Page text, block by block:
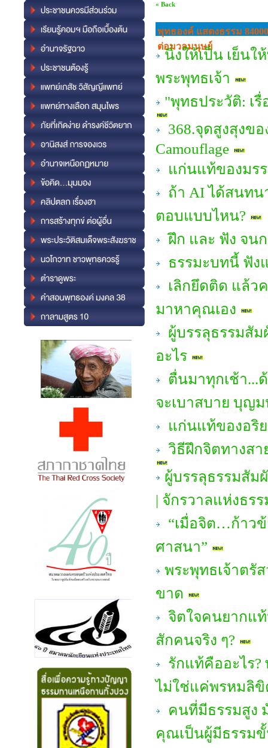
« Back
พุทธองค์ แสดงธรรม
ต่อมวลมนุษย์
นิ่งให้เป็น เย็นใ
พระพุทธเจ้า
"พุทธประวัติ: เ
368.จุดสูงสุงข
Camouflage
แก่นแท้ของมร
ถ้า AI ได้สนท
ตอบแบบไหน?
ฝึก และ ฟัง จน
ธรรมะบทนี้ ฟัง
เลิกยึดติด แล้ว
มาหาคุณเอง
ผู้บรรลุธรรมสัม
อะไร
ตื่นมาทุกเช้า...
จะเบาสบาย บุญ
แก่นแท้ของอริ
วิธีฝึกจิตทางสา
ผู้บรรลุธรรมสัม
| จักรวาลแห่งธรร
“เมื่อจิต…ก้าว
ศาสนา”
พระพุทธเจ้าตรั
ขาด
จิตใจคนยากแ
สักคนจริง ๆ?
รักแท้คืออะไร
ไม่ใช่แค่พรหมลิ
คนที่มีธรรมสูง
คุณเป็นผู้มีธรรม